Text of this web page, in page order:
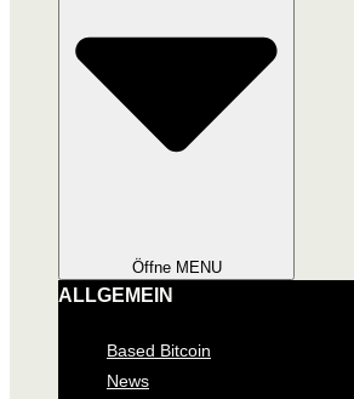
Öffne MENU
ALLGEMEIN
Based Bitcoin
News